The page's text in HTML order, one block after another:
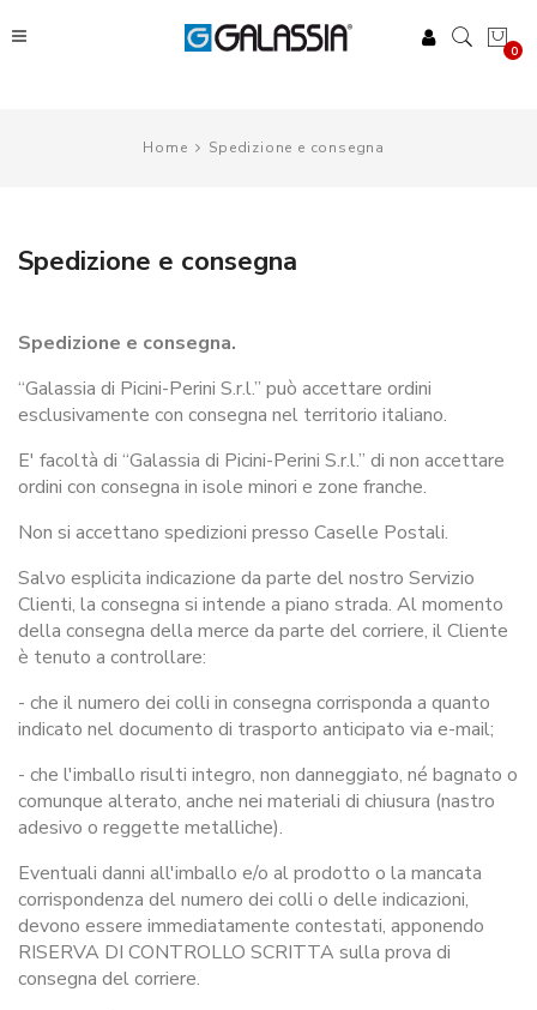
0
Home Spedizione e consegna
Spedizione e consegna
Spedizione e consegna.
“Galassia di Picini-Perini S.r.l.” può accettare ordini
esclusivamente con consegna nel territorio italiano.
E' facoltà di “Galassia di Picini-Perini S.r.l.” di non accettare
ordini con consegna in isole minori e zone franche.
Non si accettano spedizioni presso Caselle Postali.
Salvo esplicita indicazione da parte del nostro Servizio
Clienti, la consegna si intende a piano strada. Al momento
della consegna della merce da parte del corriere, il Cliente
è tenuto a controllare:
- che il numero dei colli in consegna corrisponda a quanto
indicato nel documento di trasporto anticipato via e-mail;
- che l'imballo risulti integro, non danneggiato, né bagnato o
comunque alterato, anche nei materiali di chiusura (nastro
adesivo o reggette metalliche).
Eventuali danni all'imballo e/o al prodotto o la mancata
corrispondenza del numero dei colli o delle indicazioni,
devono essere immediatamente contestati, apponendo
RISERVA DI CONTROLLO SCRITTA sulla prova di
consegna del corriere.